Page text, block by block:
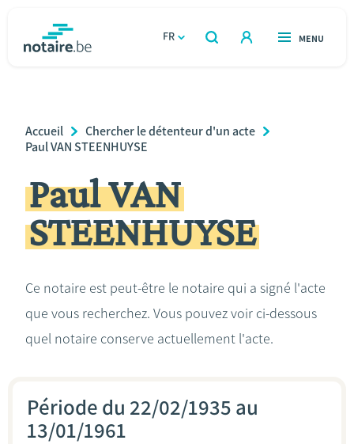
FR
OUVERT
RECHERCHER
OUVERT
MENU
Relations et vivre ensemble
Héritage et donations
Entreprendre
Calculateurs
Breadcrumb
Accueil
Chercher le détenteur d'un acte
Paul VAN STEENHUYSE
Paul VAN
STEENHUYSE
Ce notaire est peut-être le notaire qui a signé l'acte
que vous recherchez. Vous pouvez voir ci-dessous
quel notaire conserve actuellement l'acte.
Période du 22/02/1935 au
13/01/1961